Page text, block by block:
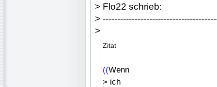
> Flo22 schrieb:
>
>
Zitat
((Wenn
> ich